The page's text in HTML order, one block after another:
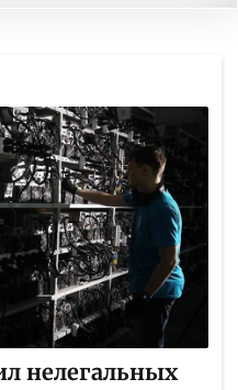
нелегальных